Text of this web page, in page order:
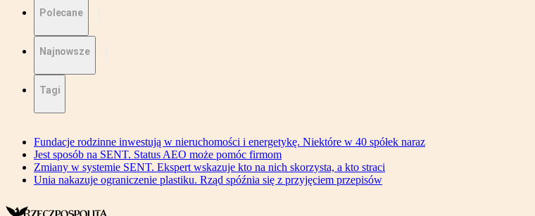
Polecane
Najnowsze
Tagi
Fundacje rodzinne inwestują w nieruchomości i energetykę. Niektóre w 40 spółek naraz
Jest sposób na SENT. Status AEO może pomóc firmom
Zmiany w systemie SENT. Ekspert wskazuje kto na nich skorzysta, a kto straci
Unia nakazuje ograniczenie plastiku. Rząd spóźnia się z przyjęciem przepisów